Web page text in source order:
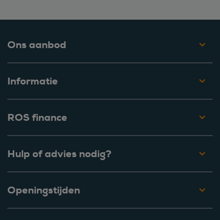
Ons aanbod
Informatie
ROS finance
Hulp of advies nodig?
Openingstijden